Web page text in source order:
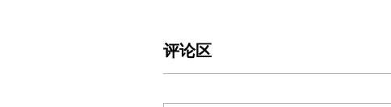
评论区